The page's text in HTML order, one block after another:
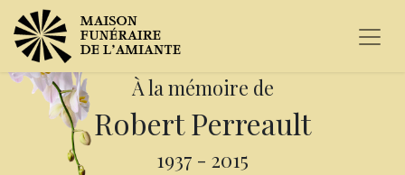
À la mémoire de
Robert Perreault
1937 - 2015